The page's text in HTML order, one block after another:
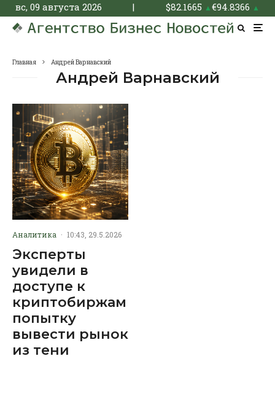
вс, 09 августа 2026 | $82.1665 ▲€94.8366 ▲
Главная Андрей Варнавский
Андрей Варнавский
Аналитика · 10:43, 29.5.2026
Эксперты
увидели в
доступе к
криптобиржам
попытку
вывести рынок
из тени